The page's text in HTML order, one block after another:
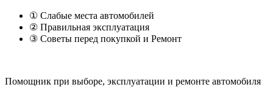
① Слабые места автомобилей
② Правильная эксплуатация
③ Советы перед покупкой и Ремонт
Помощник при выборе, эксплуатации и ремонте автомобиля